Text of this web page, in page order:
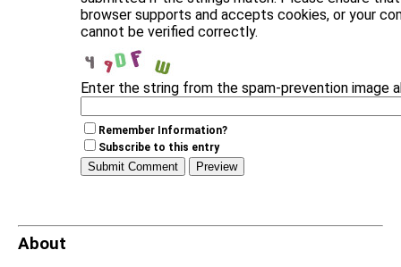
browser supports and accepts cookies, or your
cannot be verified correctly.
Enter the string from the spam-prevention image
Remember Information?
Subscribe to this entry
About